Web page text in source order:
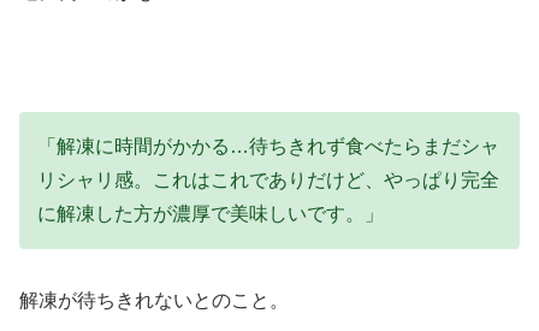
「解凍に時間がかかる…待ちきれず食べたらまだシャ
リシャリ感。これはこれでありだけど、やっぱり完全
に解凍した方が濃厚で美味しいです。」
解凍が待ちきれないとのこと。